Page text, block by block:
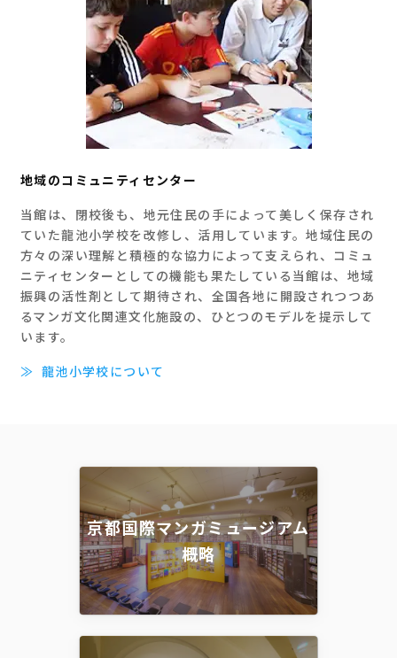
地域のコミュニティセンター
当館は、閉校後も、地元住民の手によって美しく保存され
ていた龍池小学校を改修し、活用しています。地域住民の
方々の深い理解と積極的な協力によって支えられ、コミュ
ニティセンターとしての機能も果たしている当館は、地域
振興の活性剤として期待され、全国各地に開設されつつあ
るマンガ文化関連文化施設の、ひとつのモデルを提示して
います。
≫ 龍池小学校について
京都国際マンガミュージアム
概略